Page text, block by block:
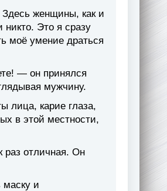
женщины, как и
Это я сразу
моё умение драться
— он принялся
мужчину.
лица, карие глаза,
в этой местности,
отличная. Он
и